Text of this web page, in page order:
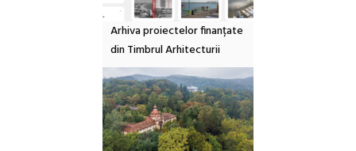
Arhiva proiectelor finanțate
din Timbrul Arhitecturii